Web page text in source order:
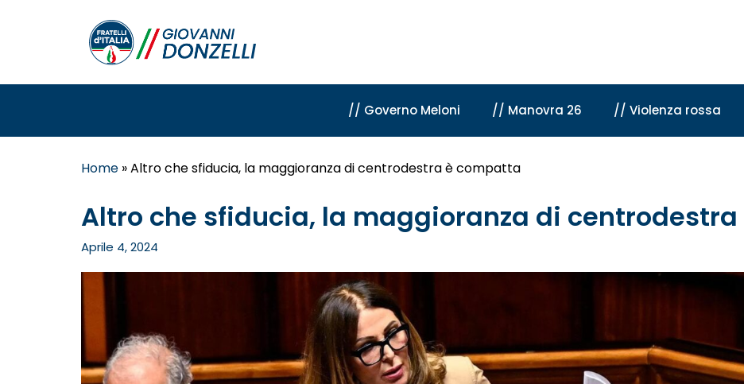
// Governo Meloni // Manovra 26 // Violenza rossa
Home »Altro che sfiducia, la maggioranza di centrodestra è compatta
Altro che sfiducia, la maggioranza di
Aprile 4, 2024